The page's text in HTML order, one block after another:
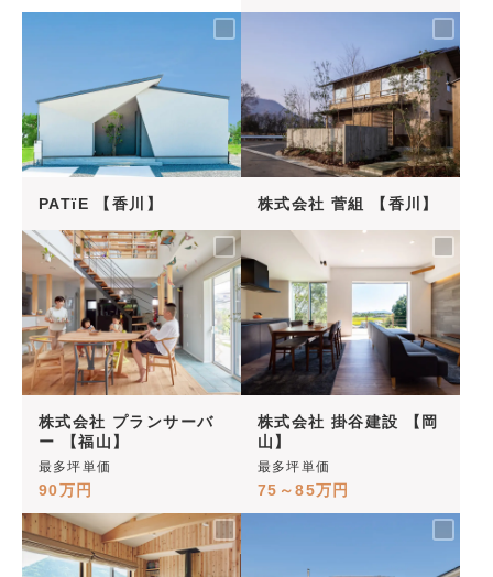
PATïE 【香川】 株式会社 菅組 【香川】
株式会社 プランサーバ
ー 【福山】
最多坪単価
90万円
株式会社 掛谷建設 【岡
山】
最多坪単価
75～85万円